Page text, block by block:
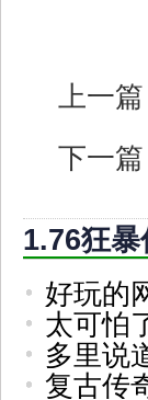
上一篇
下一篇
1.76狂
好玩的
太可怕
多里说
复古传